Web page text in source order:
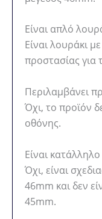
Είναι απλό
Είναι λουράκι
προστασίας για
Περιλαμβάνει
Όχι, το προϊόν
οθόνης.
Είναι
Όχι, είναι
46mm και δεν
45mm.